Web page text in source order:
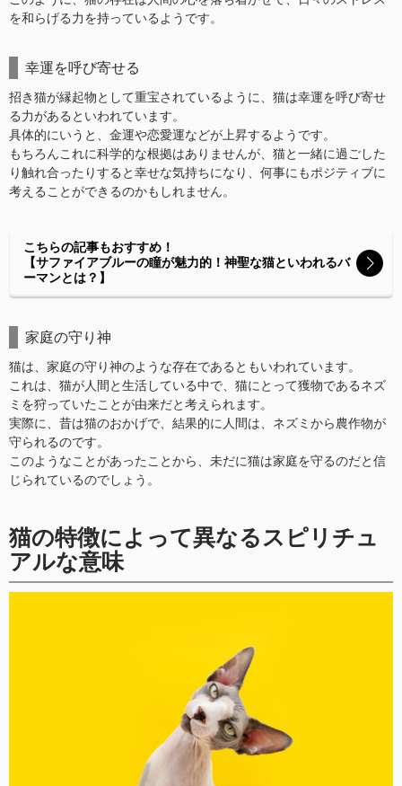
を和らげる力を持っているようです。
幸運を呼び寄せる
招き猫が縁起物として重宝されているように、猫は幸運を呼び寄せ
る力があるといわれています。
具体的にいうと、金運や恋愛運などが上昇するようです。
もちろんこれに科学的な根拠はありませんが、猫と一緒に過ごした
り触れ合ったりすると幸せな気持ちになり、何事にもポジティブに
考えることができるのかもしれません。
こちらの記事もおすすめ！
【サファイアブルーの瞳が魅力的！神聖な猫といわれるバ
ーマンとは？】
家庭の守り神
猫は、家庭の守り神のような存在であるともいわれています。
これは、猫が人間と生活している中で、猫にとって獲物であるネズ
ミを狩っていたことが由来だと考えられます。
実際に、昔は猫のおかげで、結果的に人間は、ネズミから農作物が
守られるのです。
このようなことがあったことから、未だに猫は家庭を守るのだと信
じられているのでしょう。
猫の特徴によって異なるスピリチュ
アルな意味